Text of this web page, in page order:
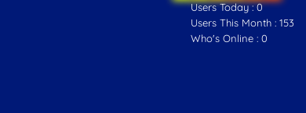
Users Today : 0
Users This Month : 153
Who's Online : 0